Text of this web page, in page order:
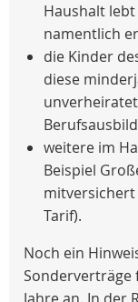
Haushalt
namentlich
die Kinder
diese
weitere im
Beispiel
mitversichert
Tarif).
Noch ein
Sonderverträge